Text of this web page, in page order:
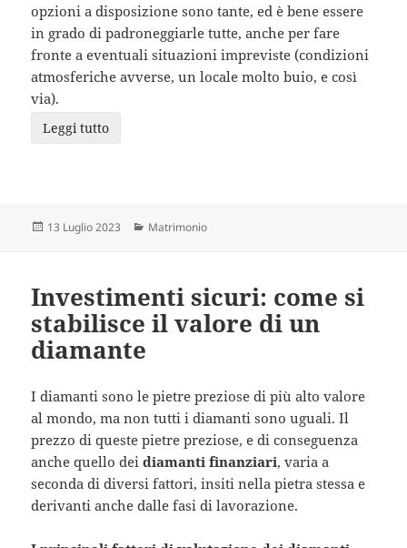
opzioni a disposizione sono tante, ed è bene essere
in grado di padroneggiarle tutte, anche per fare
fronte a eventuali situazioni impreviste (condizioni
atmosferiche avverse, un locale molto buio, e così
via).
Leggi tutto
Scritto
13 Luglio 2023 Categorie
Matrimonio
Investimenti sicuri: come si
stabilisce il valore di un
diamante
I diamanti sono le pietre preziose di più alto valore
al mondo, ma non tutti i diamanti sono uguali. Il
prezzo di queste pietre preziose, e di conseguenza
anche quello deidiamanti finanziari, varia a
seconda di diversi fattori, insiti nella pietra stessa e
derivanti anche dalle fasi di lavorazione.